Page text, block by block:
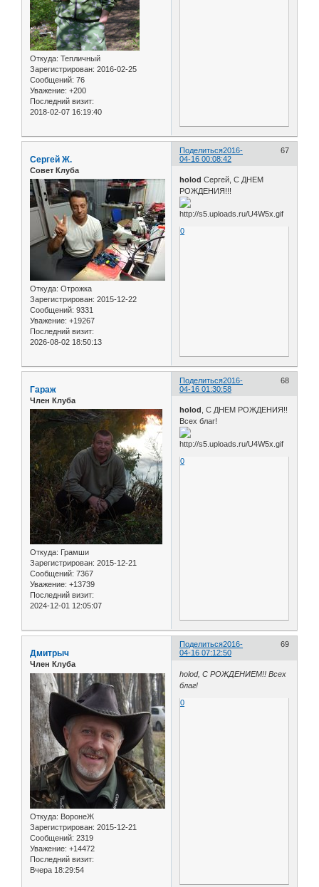
Откуда: Тепличный
Зарегистрирован: 2016-02-25
Сообщений: 76
Уважение: +200
Последний визит:
2018-02-07 16:19:40
Поделиться 67
2016-
04-16 00:08:42
Сергей Ж.
Совет Клуба
Откуда: Отрожка
Зарегистрирован: 2015-12-22
Сообщений: 9331
Уважение: +19267
Последний визит:
2026-08-02 18:50:13
holod Сергей, С ДНЕМ
РОЖДЕНИЯ!!!
0
Поделиться 68
2016-
04-16 01:30:58
Гараж
Член Клуба
Откуда: Грамши
Зарегистрирован: 2015-12-21
Сообщений: 7367
Уважение: +13739
Последний визит:
2024-12-01 12:05:07
holod , С ДНЕМ РОЖДЕНИЯ!!
Всех благ!
0
Поделиться 69
2016-
04-16 07:12:50
Дмитрыч
Член Клуба
Откуда: ВоронеЖ
Зарегистрирован: 2015-12-21
Сообщений: 2319
Уважение: +14472
Последний визит:
Вчера 18:29:54
holod, С РОЖДЕНИЕМ!! Всех
благ!
0